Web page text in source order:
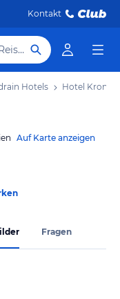
Kontakt
Hotel, Reiseziel
Hotels Hotel Krone
Auf Karte anzeigen
Fragen